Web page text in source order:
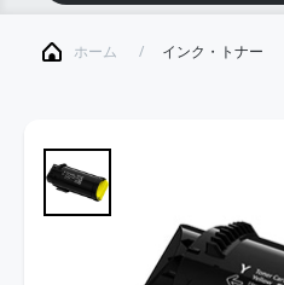
ホーム インク・トナー